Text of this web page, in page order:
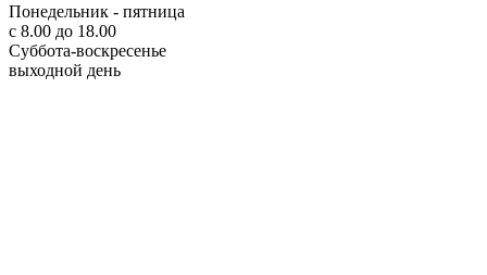
Понедельник - пятница
с 8.00 до 18.00
Суббота-воскресенье
выходной день